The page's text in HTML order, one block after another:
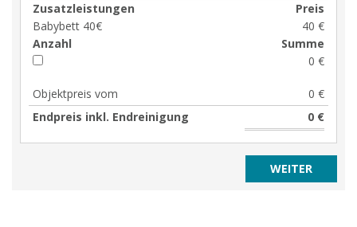
Zusatzleistungen
Babybett 40€
Preis
40 €
Anzahl
Summe
0 €
Objektpreis vom
0 €
Endpreis inkl. Endreinigung
0 €